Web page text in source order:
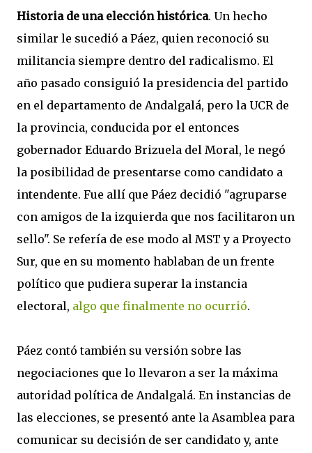
Historia de una elección histórica. Un hecho
similar le sucedió a Páez, quien reconoció su
militancia siempre dentro del radicalismo. El
año pasado consiguió la presidencia del partido
en el departamento de Andalgalá, pero la UCR de
la provincia, conducida por el entonces
gobernador Eduardo Brizuela del Moral, le negó
la posibilidad de presentarse como candidato a
intendente. Fue allí que Páez decidió "agruparse
con amigos de la izquierda que nos facilitaron un
sello". Se refería de ese modo al MST y a Proyecto
Sur, que en su momento hablaban de un frente
político que pudiera superar la instancia
electoral, algo que finalmente no ocurrió.
Páez contó también su versión sobre las
negociaciones que lo llevaron a ser la máxima
autoridad política de Andalgalá. En instancias de
las elecciones, se presentó ante la Asamblea para
comunicar su decisión de ser candidato y, ante